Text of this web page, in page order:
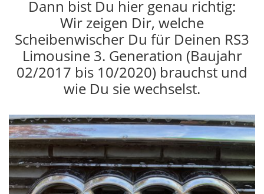
Dann bist Du hier genau richtig:
Wir zeigen Dir, welche
Scheibenwischer Du für Deinen RS3
Limousine 3. Generation (Baujahr
02/2017 bis 10/2020) brauchst und
wie Du sie wechselst.